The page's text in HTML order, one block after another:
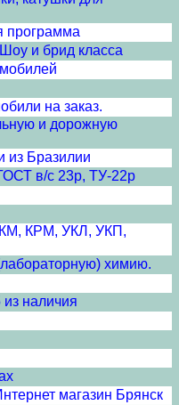
программа
и брид класса
на заказ.
и дорожную
из Бразилии
в/с 23р, ТУ-22р
КРМ, УКЛ, УКП,
химию.
наличия
магазин Брянск